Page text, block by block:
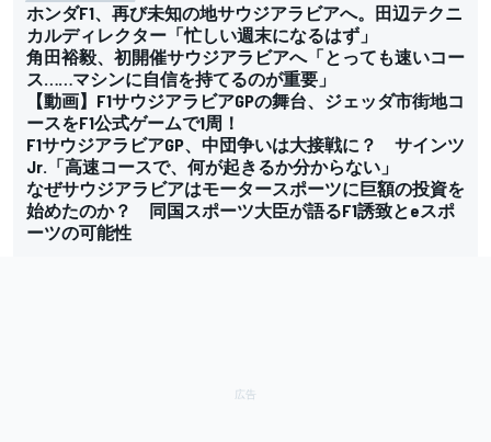
ホンダF1、再び未知の地サウジアラビアへ。田辺テクニ
カルディレクター「忙しい週末になるはず」
角田裕毅、初開催サウジアラビアへ「とっても速いコー
ス……マシンに自信を持てるのが重要」
【動画】F1サウジアラビアGPの舞台、ジェッダ市街地コ
ースをF1公式ゲームで1周！
F1サウジアラビアGP、中団争いは大接戦に？ サインツ
Jr.「高速コースで、何が起きるか分からない」
なぜサウジアラビアはモータースポーツに巨額の投資を
始めたのか？ 同国スポーツ大臣が語るF1誘致とeスポ
ーツの可能性